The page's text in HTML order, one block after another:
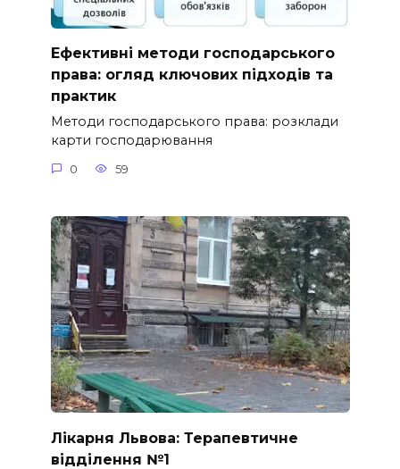
Ефективні методи господарського
права: огляд ключових підходів та
практик
Методи господарського права: розклади
карти господарювання
0 59
Лікарня Львова: Терапевтичне
відділення №1